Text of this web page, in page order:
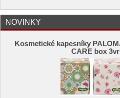
NOVINKY
Kosmetické kapesníky
CARE box